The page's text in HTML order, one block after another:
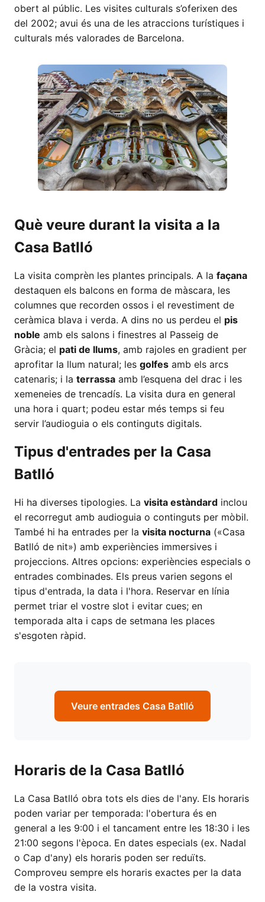
obert al públic. Les visites culturals s’oferixen des
del 2002; avui és una de les atraccions turístiques i
culturals més valorades de Barcelona.
Què veure durant la visita a la
Casa Batlló
La visita comprèn les plantes principals. A la façana
destaquen els balcons en forma de màscara, les
columnes que recorden ossos i el revestiment de
ceràmica blava i verda. A dins no us perdeu el pis
noble amb els salons i finestres al Passeig de
Gràcia; el pati de llums, amb rajoles en gradient per
aprofitar la llum natural; les golfes amb els arcs
catenaris; i la terrassa amb l’esquena del drac i les
xemeneies de trencadís. La visita dura en general
una hora i quart; podeu estar més temps si feu
servir l’audioguia o els continguts digitals.
Tipus d'entrades per la Casa
Batlló
Hi ha diverses tipologies. La visita estàndard inclou
el recorregut amb audioguia o continguts per mòbil.
També hi ha entrades per la visita nocturna («Casa
Batlló de nit») amb experiències immersives i
projeccions. Altres opcions: experiències especials o
entrades combinades. Els preus varien segons el
tipus d'entrada, la data i l'hora. Reservar en línia
permet triar el vostre slot i evitar cues; en
temporada alta i caps de setmana les places
s'esgoten ràpid.
Veure entrades Casa Batlló
Horaris de la Casa Batlló
La Casa Batlló obra tots els dies de l'any. Els horaris
poden variar per temporada: l'obertura és en
general a les 9:00 i el tancament entre les 18:30 i les
21:00 segons l'època. En dates especials (ex. Nadal
o Cap d'any) els horaris poden ser reduïts.
Comproveu sempre els horaris exactes per la data
de la vostra visita.